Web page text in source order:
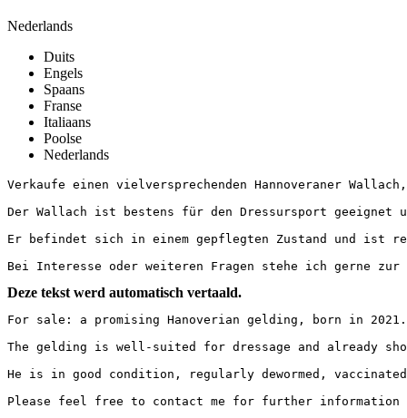
Nederlands
Duits
Engels
Spaans
Franse
Italiaans
Poolse
Nederlands
Verkaufe einen vielversprechenden Hannoveraner
Der Wallach ist bestens für den Dressursport geeignet
Er befindet sich in einem gepflegten Zustand und ist
Bei Interesse oder weiteren Fragen stehe ich gerne
Deze tekst werd automatisch vertaald.
For sale: a promising Hanoverian gelding, born in
The gelding is well-suited for dressage and already
He is in good condition, regularly dewormed,
Please feel free to contact me for further information